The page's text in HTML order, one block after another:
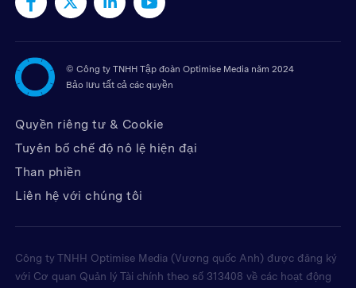
© Công ty TNHH Tập đoàn Optimise Media năm 2024
Bảo lưu tất cả các quyền
Quyền riêng tư & Cookie
Tuyên bố chế độ nô lệ hiện đại
Than phiền
Liên hệ với chúng tôi
Công ty TNHH Optimise Media (Vương quốc Anh) được đăng ký
với Cơ quan Quản lý Tài chính theo số 313408 về các hoạt động